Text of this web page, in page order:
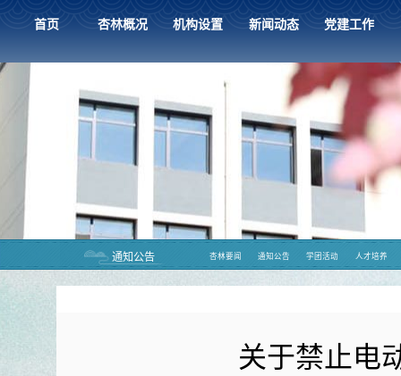
首页 杏林概况 机构设置 新闻动态 党建工作
通知公告 杏林要闻 通知公告 学团活动 人才培养
关于禁止电